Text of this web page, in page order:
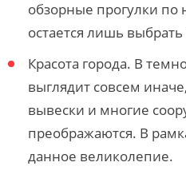
обзорные прогулки по
остается лишь
Красота города. В
выглядит совсем
вывески и многие
преображаются. В
данное великолепие.